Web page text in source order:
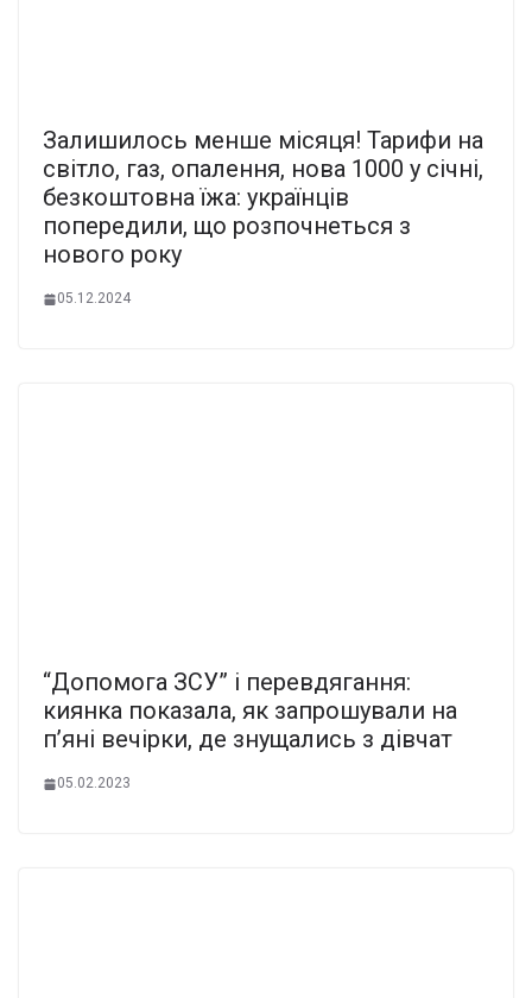
Залишилось менше місяця! Тарифи на
світло, газ, опалення, нова 1000 у січні,
безкоштовна їжа: українців
попередили, що розпочнеться з
нового року
05.12.2024
“Допомога ЗСУ” і перевдягання:
киянка показала, як запрошували на
п’яні вечірки, де знущались з дівчат
05.02.2023